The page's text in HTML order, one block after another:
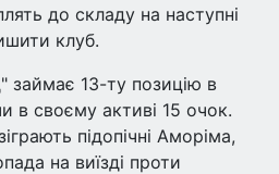
до складу на наступні
клуб.
13-ту позицію в
в своєму активі 15 очок.
підопічні Аморіма,
на виїзді проти